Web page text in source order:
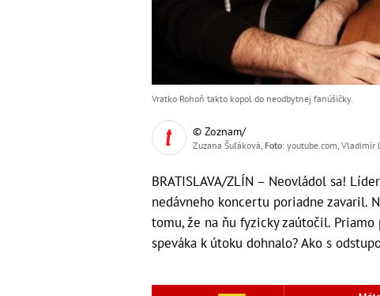
Vratko Rohoň takto kopol do neodbytnej fanúšičky.
© Zoznam/
Zuzana Šuľáková, Foto: youtube.com, Vladimír
BRATISLAVA/ZLÍN – Neovládol sa!
nedávneho koncertu poriadne zavaril.
tomu, že na ňu fyzicky zaútočil.
speváka k útoku dohnalo? Ako s